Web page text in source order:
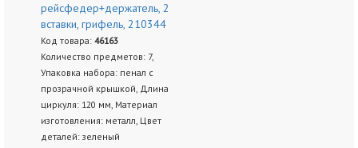
рейсфедер+держатель, 2
вставки, грифель, 210344
Код товара: 46163
Количество предметов: 7,
Упаковка набора: пенал с
прозрачной крышкой, Длина
циркуля: 120 мм, Материал
изготовления: металл, Цвет
деталей: зеленый